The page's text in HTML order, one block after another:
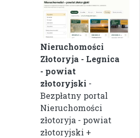
Nieruchomości
Złotoryja - Legnica
- powiat
złotoryjski -
Bezpłatny portal
Nieruchomości
złotoryja - powiat
złotoryjski +